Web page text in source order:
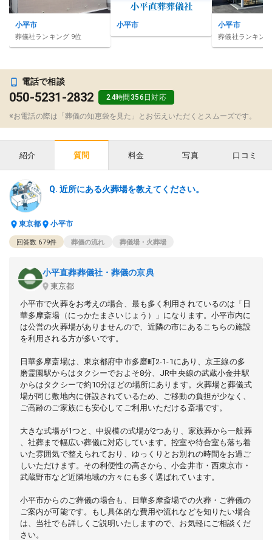
小平市
葬儀社ランキング 9位
小平市 小平市
葬儀社ランキン
電話で相談
050-5231-2832 24時間356日対応
※お電話の際は「葬儀の知恵袋を見た」とお伝えいただくとスムーズです。
紹介 質問 料金 写真 口コミ
近所にある火葬場を教えてください。
東京都 小平市
回答数 679件 葬儀の流れ 葬儀場・火葬場
小平直葬葬儀社・葬儀の京典
東京都
小平市で火葬をお考えの場合、最も多く利用されているのは「日
華多摩斎場（にっかたまさいじょう）」になります。小平市内に
は公営の火葬場がありませんので、近隣の市にあるこちらの施設
を利用される方が多いです。
日華多摩斎場は、東京都府中市多磨町2-1-1にあり、京王線の多
磨霊園駅からはタクシーでおよそ8分、JR中央線の武蔵小金井駅
からはタクシーで約10分ほどの場所にあります。火葬場と葬儀式
場が同じ敷地内に併設されているため、ご移動の負担が少なく、
ご高齢のご家族にも安心してご利用いただける斎場です。
大きな式場が1つと、中規模の式場が2つあり、家族葬から一般葬
、社葬まで幅広い葬儀に対応しています。控室や待合室も落ち着
いた雰囲気で整えられており、ゆっくりとお別れの時間をお過ご
しいただけます。その利便性の高さから、小金井市・西東京市・
武蔵野市など近隣地域の方々にも多く選ばれています。
小平市からのご葬儀の場合も、日華多摩斎場での火葬・ご葬儀の
ご案内が可能です。もし具体的な費用や流れなどを知りたい場合
は、当社でも詳しくご説明いたしますので、お気軽にご相談くだ
さい。